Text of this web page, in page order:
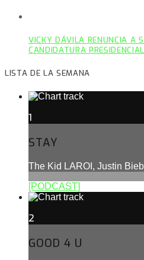
VICKY DÁVILA RENUNCIA A
CANDIDATURA
LISTA DE LA SEMANA
1
STAY
The Kid LAROI, Justin
[PODCAST]
2
GOOD 4 U